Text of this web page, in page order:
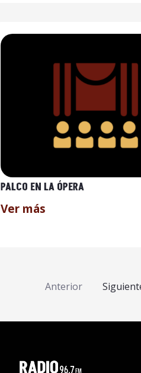
PALCO EN LA ÓPERA
Ver más
Anterior